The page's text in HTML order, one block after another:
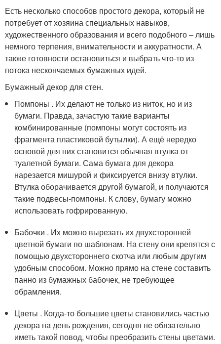
Есть несколько способов простого декора, который не
потребует от хозяина специальных навыков,
художественного образования и всего подобного – лишь
немного терпения, внимательности и аккуратности. А
также готовности остановиться и выбрать что-то из
потока нескончаемых бумажных идей.
Бумажный декор для стен.
Помпоны . Их делают не только из ниток, но и из
бумаги. Правда, зачастую такие варианты
комбинированные (помпоны могут состоять из
фрагмента пластиковой бутылки). А ещё нередко
основой для них становится обычная втулка от
туалетной бумаги. Сама бумага для декора
нарезается мишурой и фиксируется внизу втулки.
Втулка оборачивается другой бумагой, и получаются
такие подвесы-помпоны. К слову, бумагу можно
использовать гофрированную.
Бабочки . Их можно вырезать их двухсторонней
цветной бумаги по шаблонам. На стену они крепятся с
помощью двухстороннего скотча или любым другим
удобным способом. Можно прямо на стене составить
панно из бумажных бабочек, не требующее
обрамления.
Цветы . Когда-то большие цветы становились частью
декора на день рождения, сегодня не обязательно
иметь такой повод, чтобы преобразить стены цветами.